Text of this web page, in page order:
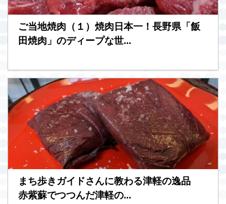
ご当地焼肉（１）焼肉日本一！長野県「飯
田焼肉」のディープな世...
まち歩きガイドさんに教わる津軽の逸品
赤紫蘇でつつんだ津軽の...